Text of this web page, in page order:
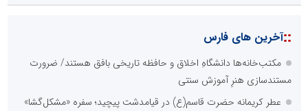
::آخرین های فارس
مکتب‌خانه‌ها دانشگاهِ اخلاق و حافظه تاریخی بافق هستند/ ضرورت
مستندسازی هنرِ آموزش سنتی
عطر کریمانه حضرت قاسم(ع) در قیامدشت پیچید؛ سفره «مشکل‌گشا»